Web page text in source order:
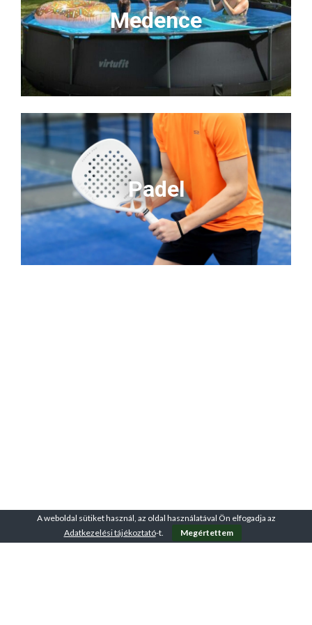
Medence
Padel
A weboldal sütiket használ, az oldal használatával Ön elfogadja az
Adatkezelési tájékoztató-t. Megértettem